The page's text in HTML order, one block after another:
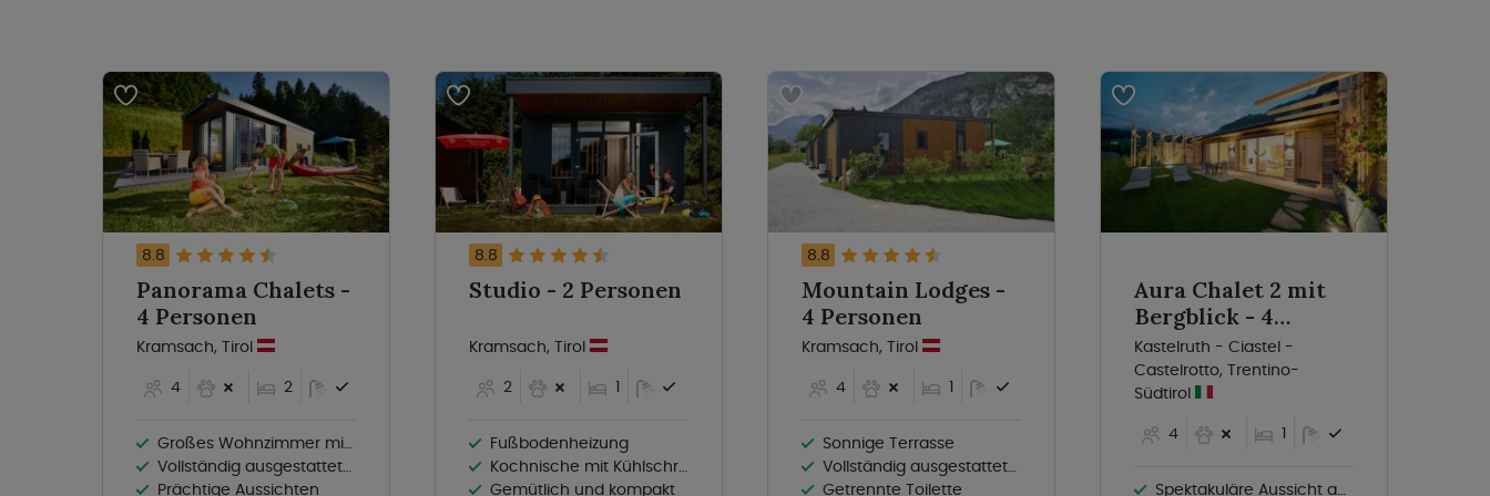
8.8
Panorama Chalets -
4 Personen
Kramsach, Tirol
4
2
Großes Wohnzimmer mit offener Küche
Vollständig ausgestattete Küche mit Geschirrspüler
Prächtige Aussichten
8.8
Studio - 2 Personen
Kramsach, Tirol
2
1
Fußbodenheizung
Kochnische mit Kühlschrank
Gemütlich und kompakt
8.8
Mountain Lodges -
4 Personen
Kramsach, Tirol
4
1
Sonnige Terrasse
Vollständig ausgestattete Küche mit Geschirrspüler
Getrennte Toilette
Aura Chalet 2 mit
Bergblick - 4
Personen
Kastelruth - Ciastel -
Castelrotto, Trentino-
Südtirol
4
1
Spektakuläre Aussicht auf die Berge